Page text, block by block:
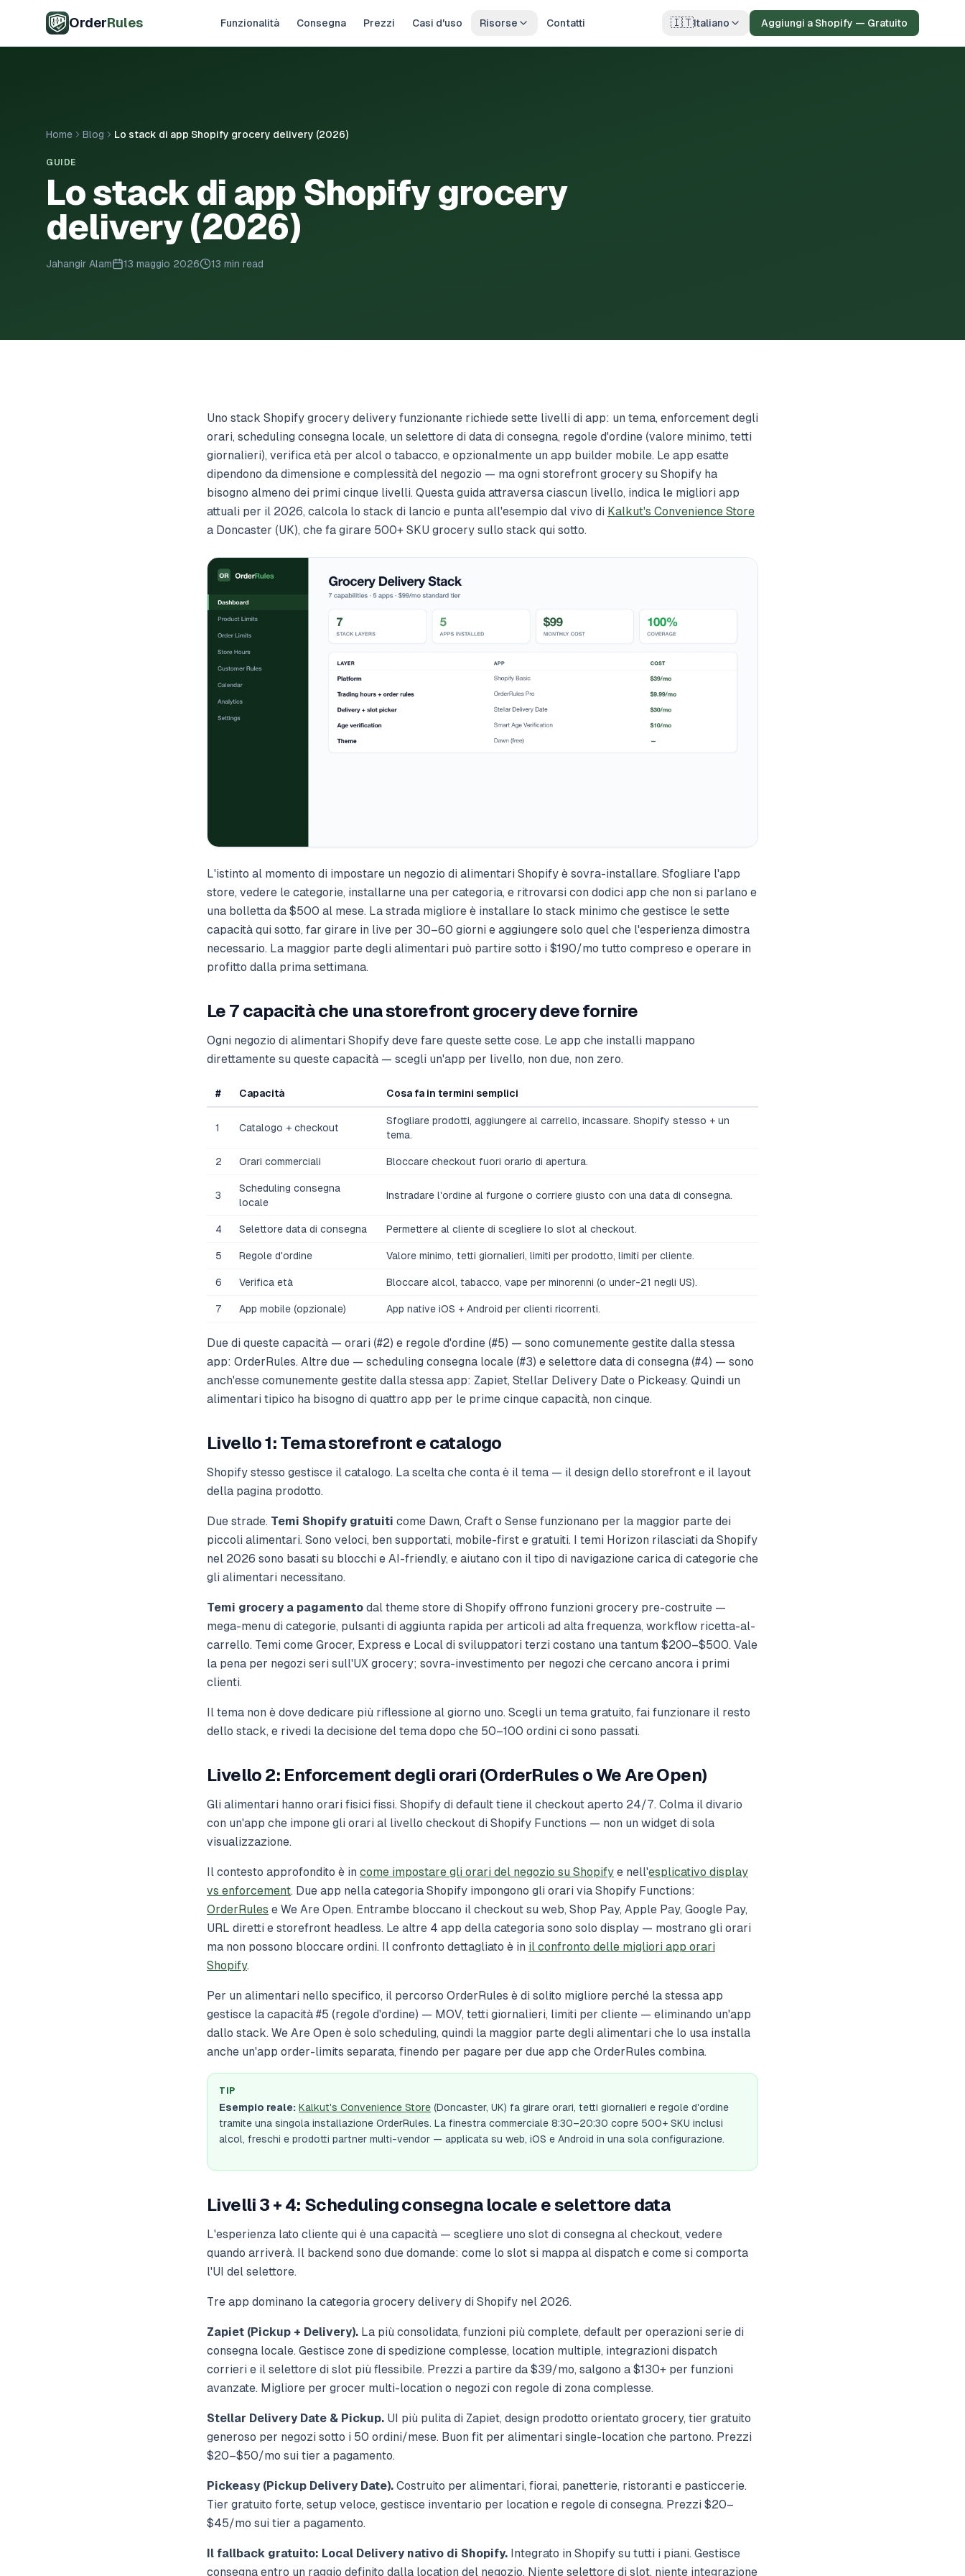
OrderRules Funzionalità Consegna Prezzi Casi d'uso Risorse Contatti 🇮🇹Italiano Aggiungi a Shopify — Gratuito
Home Blog Lo stack di app Shopify grocery delivery (2026)
GUIDE
Lo stack di app Shopify grocery
delivery (2026)
Jahangir Alam 13 maggio 2026 13 min read
Uno stack Shopify grocery delivery funzionante richiede sette livelli di app: un tema, enforcement degli
orari, scheduling consegna locale, un selettore di data di consegna, regole d'ordine (valore minimo, tetti
giornalieri), verifica età per alcol o tabacco, e opzionalmente un app builder mobile. Le app esatte
dipendono da dimensione e complessità del negozio — ma ogni storefront grocery su Shopify ha
bisogno almeno dei primi cinque livelli. Questa guida attraversa ciascun livello, indica le migliori app
attuali per il 2026, calcola lo stack di lancio e punta all'esempio dal vivo di Kalkut's Convenience Store
a Doncaster (UK), che fa girare 500+ SKU grocery sullo stack qui sotto.
L'istinto al momento di impostare un negozio di alimentari Shopify è sovra-installare. Sfogliare l'app
store, vedere le categorie, installarne una per categoria, e ritrovarsi con dodici app che non si parlano e
una bolletta da $500 al mese. La strada migliore è installare lo stack minimo che gestisce le sette
capacità qui sotto, far girare in live per 30–60 giorni e aggiungere solo quel che l'esperienza dimostra
necessario. La maggior parte degli alimentari può partire sotto i $190/mo tutto compreso e operare in
profitto dalla prima settimana.
Le 7 capacità che una storefront grocery deve fornire
Ogni negozio di alimentari Shopify deve fare queste sette cose. Le app che installi mappano
direttamente su queste capacità — scegli un'app per livello, non due, non zero.
# Capacità Cosa fa in termini semplici
1 Catalogo + checkout
Sfogliare prodotti, aggiungere al carrello, incassare. Shopify stesso + un
tema.
2 Orari commerciali Bloccare checkout fuori orario di apertura.
3
Scheduling consegna
locale
Instradare l'ordine al furgone o corriere giusto con una data di consegna.
4 Selettore data di consegna Permettere al cliente di scegliere lo slot al checkout.
5 Regole d'ordine Valore minimo, tetti giornalieri, limiti per prodotto, limiti per cliente.
6 Verifica età Bloccare alcol, tabacco, vape per minorenni (o under-21 negli US).
7 App mobile (opzionale) App native iOS + Android per clienti ricorrenti.
Due di queste capacità — orari (#2) e regole d'ordine (#5) — sono comunemente gestite dalla stessa
app: OrderRules. Altre due — scheduling consegna locale (#3) e selettore data di consegna (#4) — sono
anch'esse comunemente gestite dalla stessa app: Zapiet, Stellar Delivery Date o Pickeasy. Quindi un
alimentari tipico ha bisogno di quattro app per le prime cinque capacità, non cinque.
Livello 1: Tema storefront e catalogo
Shopify stesso gestisce il catalogo. La scelta che conta è il tema — il design dello storefront e il layout
della pagina prodotto.
Due strade. Temi Shopify gratuiti come Dawn, Craft o Sense funzionano per la maggior parte dei
piccoli alimentari. Sono veloci, ben supportati, mobile-first e gratuiti. I temi Horizon rilasciati da Shopify
nel 2026 sono basati su blocchi e AI-friendly, e aiutano con il tipo di navigazione carica di categorie che
gli alimentari necessitano.
Temi grocery a pagamento dal theme store di Shopify offrono funzioni grocery pre-costruite —
mega-menu di categorie, pulsanti di aggiunta rapida per articoli ad alta frequenza, workflow ricetta-al-
carrello. Temi come Grocer, Express e Local di sviluppatori terzi costano una tantum $200–$500. Vale
la pena per negozi seri sull'UX grocery; sovra-investimento per negozi che cercano ancora i primi
clienti.
Il tema non è dove dedicare più riflessione al giorno uno. Scegli un tema gratuito, fai funzionare il resto
dello stack, e rivedi la decisione del tema dopo che 50–100 ordini ci sono passati.
Livello 2: Enforcement degli orari (OrderRules o We Are Open)
Gli alimentari hanno orari fisici fissi. Shopify di default tiene il checkout aperto 24/7. Colma il divario
con un'app che impone gli orari al livello checkout di Shopify Functions — non un widget di sola
visualizzazione.
Il contesto approfondito è in come impostare gli orari del negozio su Shopify e nell'esplicativo display
vs enforcement. Due app nella categoria Shopify impongono gli orari via Shopify Functions:
OrderRules e We Are Open. Entrambe bloccano il checkout su web, Shop Pay, Apple Pay, Google Pay,
URL diretti e storefront headless. Le altre 4 app della categoria sono solo display — mostrano gli orari
ma non possono bloccare ordini. Il confronto dettagliato è in il confronto delle migliori app orari
Shopify.
Per un alimentari nello specifico, il percorso OrderRules è di solito migliore perché la stessa app
gestisce la capacità #5 (regole d'ordine) — MOV, tetti giornalieri, limiti per cliente — eliminando un'app
dallo stack. We Are Open è solo scheduling, quindi la maggior parte degli alimentari che lo usa installa
anche un'app order-limits separata, finendo per pagare per due app che OrderRules combina.
TIP
Esempio reale: Kalkut's Convenience Store (Doncaster, UK) fa girare orari, tetti giornalieri e regole d'ordine
tramite una singola installazione OrderRules. La finestra commerciale 8:30–20:30 copre 500+ SKU inclusi
alcol, freschi e prodotti partner multi-vendor — applicata su web, iOS e Android in una sola configurazione.
Livelli 3 + 4: Scheduling consegna locale e selettore data
L'esperienza lato cliente qui è una capacità — scegliere uno slot di consegna al checkout, vedere
quando arriverà. Il backend sono due domande: come lo slot si mappa al dispatch e come si comporta
l'UI del selettore.
Tre app dominano la categoria grocery delivery di Shopify nel 2026.
Zapiet (Pickup + Delivery). La più consolidata, funzioni più complete, default per operazioni serie di
consegna locale. Gestisce zone di spedizione complesse, location multiple, integrazioni dispatch
corrieri e il selettore di slot più flessibile. Prezzi a partire da $39/mo, salgono a $130+ per funzioni
avanzate. Migliore per grocer multi-location o negozi con regole di zona complesse.
Stellar Delivery Date & Pickup. UI più pulita di Zapiet, design prodotto orientato grocery, tier gratuito
generoso per negozi sotto i 50 ordini/mese. Buon fit per alimentari single-location che partono. Prezzi
$20–$50/mo sui tier a pagamento.
Pickeasy (Pickup Delivery Date). Costruito per alimentari, fiorai, panetterie, ristoranti e pasticcerie.
Tier gratuito forte, setup veloce, gestisce inventario per location e regole di consegna. Prezzi $20–
$45/mo sui tier a pagamento.
Il fallback gratuito: Local Delivery nativo di Shopify. Integrato in Shopify su tutti i piani. Gestisce
consegna entro un raggio definito dalla location del negozio. Niente selettore di slot, niente integrazione